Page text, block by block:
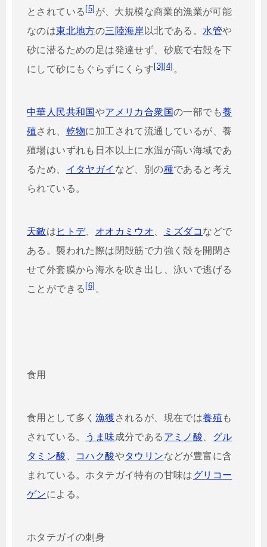
とされている [5]が、大規模な商業的漁業が可能
なのは東北地方の三陸海岸 以北である。 水管や
砂に潜るための足は発達せず、砂底で右殻を下
にして砂にもぐらずにくらす[3][4]。
中華人民共和国 やアメリカ合衆国の一部でも養
殖され、 乾物に加工されて流通しているが、養
殖場はいずれも日本以上に水温が高い海域であ
るため、 イタヤガイ など、別の種であると考え
られている。
天敵は ヒトデ、 オオカミウオ ミズダコ などで
ある。襲われた際は閉殻筋で力強く殻を開閉さ
せて外套膜から海水を吹き出し、泳いで逃げる
ことができる [6]。
食用
食用として多く 漁獲 されるが、現在では養殖 も
されている。
うま味 成分である アミノ酸
グル
タミン酸
コハク酸やタウリンなどが豊富に含
まれている。ホタテガイ特有の甘味はグリコー
ゲンによる。
ホタテガイの刺身